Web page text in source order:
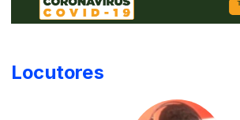
Locutores